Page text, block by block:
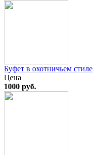
Буфет в охотничьем стиле
Цена
1000 руб.